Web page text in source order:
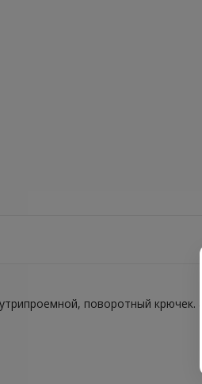
поворотный крючек.